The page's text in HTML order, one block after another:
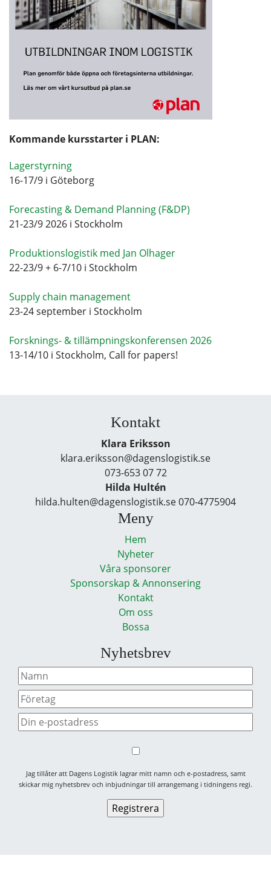
Kommande kursstarter i PLAN:
Lagerstyrning
16-17/9 i Göteborg
Forecasting & Demand Planning (F&DP)
21-23/9 2026 i Stockholm
Produktionslogistik med Jan Olhager
22-23/9 + 6-7/10 i Stockholm
Supply chain management
23-24 september i Stockholm
Forsknings- & tillämpningskonferensen 2026
13-14/10 i Stockholm, Call for papers!
Kontakt
Klara Eriksson
klara.eriksson@dagenslogistik.se
073-653 07 72
Hilda Hultén
hilda.hulten@dagenslogistik.se 070-4775904
Meny
Hem
Nyheter
Våra sponsorer
Sponsorskap & Annonsering
Kontakt
Om oss
Bossa
Nyhetsbrev
Jag tillåter att Dagens Logistik lagrar mitt namn och e-postadress, samt
skickar mig nyhetsbrev och inbjudningar till arrangemang i tidningens regi.